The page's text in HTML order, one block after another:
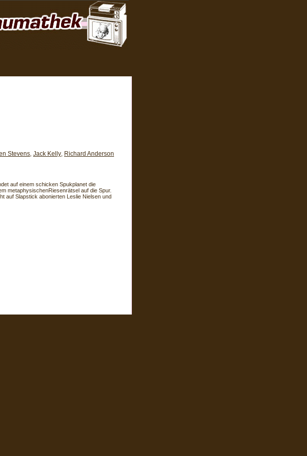
Stevens Jack Kelly Richard Anderson
auf einem schicken Spukplanet die
metaphysischenRiesenrätsel auf die Spur.
auf Slapstick abonierten Leslie Nielsen und